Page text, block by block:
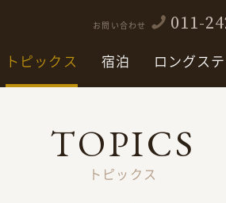
お問い合わせ 011-
トピックス 宿泊 ロングス
TOPICS
トピックス